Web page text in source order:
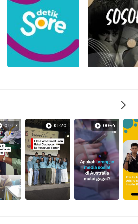
01:17 01:20 00:54